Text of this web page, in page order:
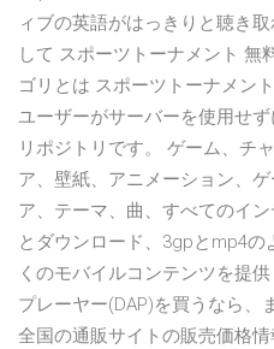
ィブの英語がはっきりと聴き
して スポーツトーナメント 無
ゴリとは スポーツトーナメン
ユーザーがサーバーを使用せ
リポジトリです。 ゲーム、チ
ア、壁紙、アニメーション、
ア、テーマ、曲、すべてのイ
とダウンロード、3gpとmp4
くのモバイルコンテンツを提
プレーヤー(DAP)を買うなら、
全国の通販サイトの販売価格情